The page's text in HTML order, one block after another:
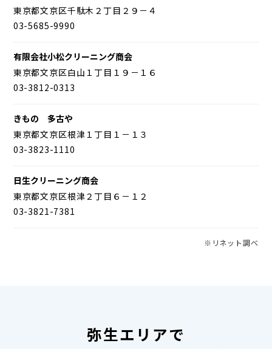
東京都文京区千駄木２丁目２９－４
03-5685-9990
有限会社小松クリーニング商会
東京都文京区白山１丁目１９－１６
03-3812-0313
きもの 多古や
東京都文京区根津１丁目１－１３
03-3823-1110
日生クリーニング商会
東京都文京区根津２丁目６－１２
03-3821-7381
※リネット調べ
弥生エリアで